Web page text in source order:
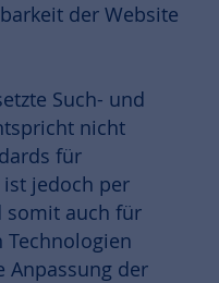
der Website
Such- und
nicht
für
jedoch per
somit auch für
Anpassung der